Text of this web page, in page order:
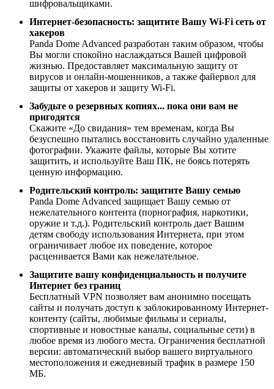
шифровальщиками.
Интернет-безопасность: защитите Вашу Wi-Fi сеть от
хакеров
Panda Dome Advanced разработан таким образом, чтобы
Вы могли спокойно наслаждаться Вашей цифровой
жизнью. Предоставляет максимальную защиту от
вирусов и онлайн-мошенников, а также файервол для
защиты от хакеров и защиту Wi-Fi.
Забудьте о резервных копиях... пока они вам не
пригодятся
Скажите «До свидания» тем временам, когда Вы
безуспешно пытались восстановить случайно удаленные
фотографии. Укажите файлы, которые Вы хотите
защитить, и используйте Ваш ПК, не боясь потерять
ценную информацию.
Родительский контроль: защитите Вашу семью
Panda Dome Advanced защищает Вашу семью от
нежелательного контента (порнография, наркотики,
оружие и т.д.). Родительский контроль дает Вашим
детям свободу использования Интернета, при этом
ограничивает любое их поведение, которое
расценивается Вами как нежелательное.
Защитите вашу конфиденциальность и получите
Интернет без границ
Бесплатный VPN позволяет вам анонимно посещать
сайты и получать доступ к заблокированному Интернет-
контенту (сайты, любимые фильмы и сериалы,
спортивные и новостные каналы, социальные сети) в
любое время из любого места. Ограничения бесплатной
версии: автоматический выбор вашего виртуального
местоположения и ежедневный трафик в размере 150
МБ.